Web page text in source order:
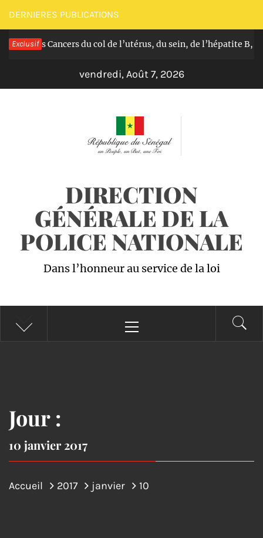
Passer
au
contenu
DERNIERES PUBLICATIONS
Exclusif
des Cancers du col de l’utérus, du sein, de l’hépatite B, C
vendredi, Août 7, 2026
DIRECTION
GÉNÉRALE DE LA
POLICE NATIONALE
Dans l’honneur au service de la loi
principal
Jour :
10 janvier 2017
Accueil 2017 janvier 10